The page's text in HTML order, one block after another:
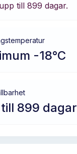
upp till 899 dagar.
-18°C
899 dagar